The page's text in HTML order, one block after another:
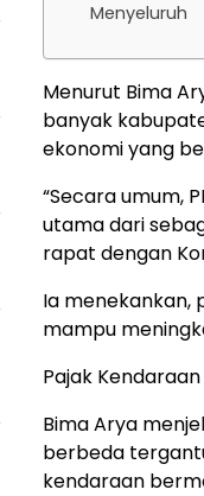
Menyeluruh
Menurut Bima
banyak
ekonomi yang
“Secara umum,
utama dari
rapat dengan
Ia menekankan,
mampu
Pajak
Bima Arya
berbeda
kendaraan